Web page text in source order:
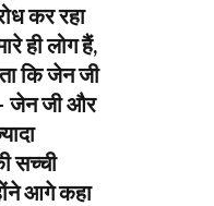
कर रहा
ही लोग हैं,
कि जेन जी
जेन जी और
सच्ची
आगे कहा